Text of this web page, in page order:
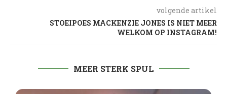
volgende artikel
STOEIPOES MACKENZIE JONES IS NIET MEER
WELKOM OP INSTAGRAM!
MEER STERK SPUL